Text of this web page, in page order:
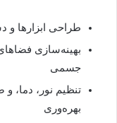
طراحی ابزارها و
بهینه‌سازی
جسمی
تنظیم نور، دما،
بهره‌وری